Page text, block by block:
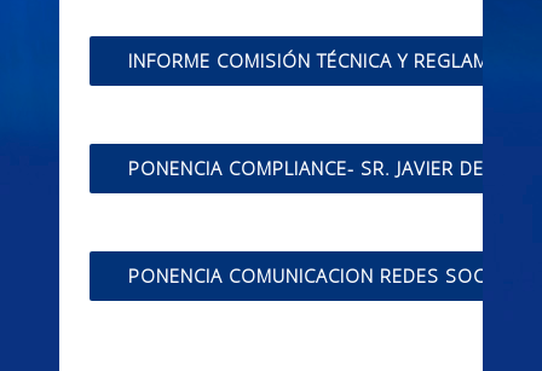
INFORME COMISIÓN TÉCNICA Y
PONENCIA COMPLIANCE- SR. JAVIER DE LA
PONENCIA COMUNICACION REDES